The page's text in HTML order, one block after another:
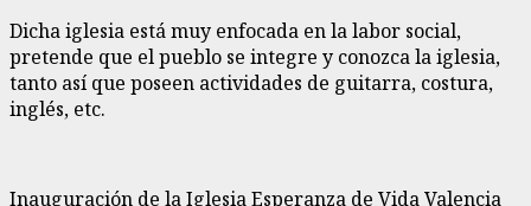
Dicha iglesia está muy enfocada en la labor social,
pretende que el pueblo se integre y conozca la iglesia,
tanto así que poseen actividades de guitarra, costura,
inglés, etc.
Inauguración de la Iglesia Esperanza de Vida Valencia